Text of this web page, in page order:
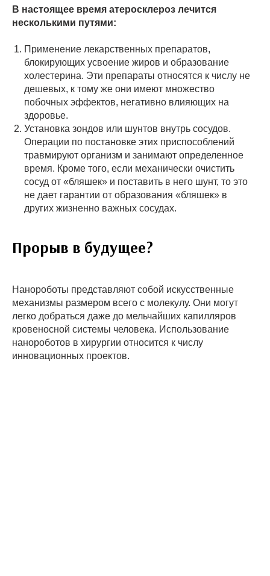
В настоящее время атеросклероз лечится
несколькими путями:
Применение лекарственных препаратов,
блокирующих усвоение жиров и образование
холестерина. Эти препараты относятся к числу не
дешевых, к тому же они имеют множество
побочных эффектов, негативно влияющих на
здоровье.
Установка зондов или шунтов внутрь сосудов.
Операции по постановке этих приспособлений
травмируют организм и занимают определенное
время. Кроме того, если механически очистить
сосуд от «бляшек» и поставить в него шунт, то это
не дает гарантии от образования «бляшек» в
других жизненно важных сосудах.
Прорыв в будущее?
Нанороботы представляют собой искусственные
механизмы размером всего с молекулу. Они могут
легко добраться даже до мельчайших капилляров
кровеносной системы человека. Использование
нанороботов в хирургии относится к числу
инновационных проектов.